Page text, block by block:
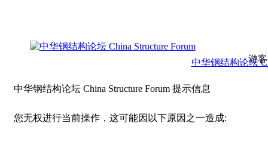
游
中华钢结构论坛
中华钢结构论坛 China Structure Forum 提示信息
您无权进行当前操作，这可能因以下原因之一造成: